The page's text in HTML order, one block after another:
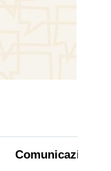
Comunicazione